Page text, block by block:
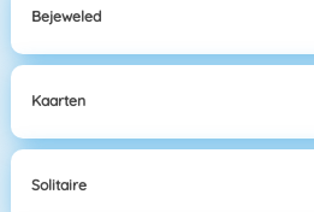
Bejeweled
Kaarten
Solitaire